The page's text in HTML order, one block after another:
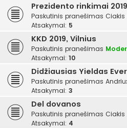
Prezidento rinkimai 2019
Paskutinis pranešimas Ciakis
Atsakymai: 5
KKD 2019, Vilnius
Paskutinis pranešimas
Atsakymai: 10
Didžiausias Yieldas Ever
Paskutinis pranešimas
Atsakymai: 3
Del dovanos
Paskutinis pranešimas Ciakis
Atsakymai: 4